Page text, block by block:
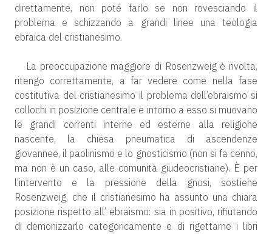
direttamente, non poté farlo se non rovesciando il
problema e schizzando a grandi linee una teologia
ebraica del cristianesimo.
La preoccupazione maggiore di Rosenzweig è rivolta,
ritengo correttamente, a far vedere come nella fase
costitutiva del cristianesimo il problema dell’ebraismo si
collochi in posizione centrale e intorno a esso si muovano
le grandi correnti interne ed esterne alla religione
nascente, la chiesa pneumatica di ascendenze
giovannee, il paolinismo e lo gnosticismo (non si fa cenno,
ma non è un caso, alle comunità giudeocristiane). È per
l’intervento e la pressione della gnosi, sostiene
Rosenzweig, che il cristianesimo ha assunto una chiara
posizione rispetto all’ ebraismo: sia in positivo, rifiutando
di demonizzarlo categoricamente e di rigettarne i libri